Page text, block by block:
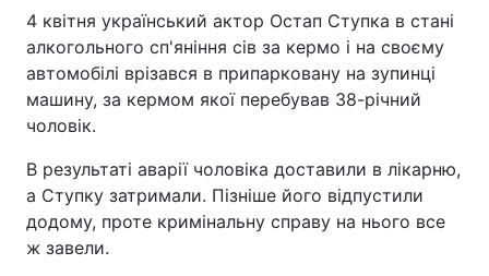
Головна Війна
Україна
Економіка Світ
Спорт Наука
4 квітня український актор Остап Ступка в стані
алкогольного сп'яніння сів за кермо і на своєму
автомобілі врізався в припарковану на зупинці
машину, за кермом якої перебував 38-річний
чоловік.
В результаті аварії чоловіка доставили в лікарню,
а Ступку затримали. Пізніше його відпустили
додому, проте кримінальну справу на нього все
ж завели.